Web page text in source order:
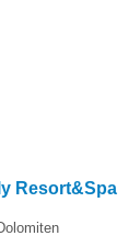
Resort&Spa